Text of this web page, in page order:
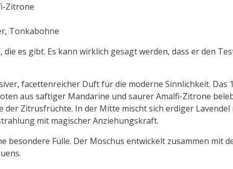
Zitrone
Tonkabohne
es gibt. Es kann wirklich gesagt werden, dass er den
facettenreicher Duft für die moderne Sinnlichkeit. Das
aus saftiger Mandarine und saurer Amalfi-Zitrone
Zitrusfrüchte. In der Mitte mischt sich erdiger Lavendel
mit magischer Anziehungskraft.
besondere Fülle. Der Moschus entwickelt zusammen mit